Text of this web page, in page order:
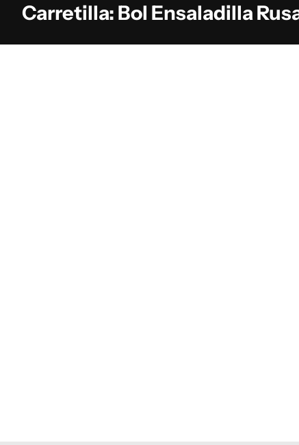
Carretilla: Bol Ensaladilla